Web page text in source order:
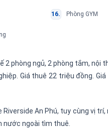
Phòng GYM
phòng ngủ, 2 phòng tắm, nội
Giá thuê 22 triệu đồng.
An Phú, tuy cùng vị trí,
nước ngoài tìm thuê.